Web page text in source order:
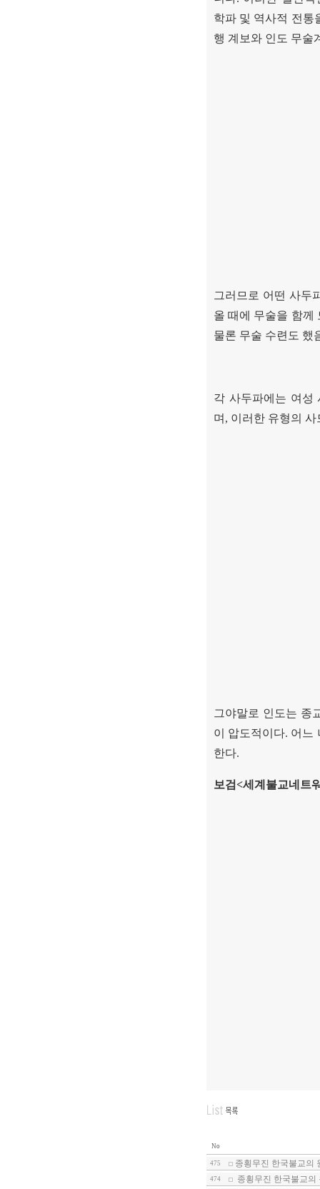
학파 및 역사적 전통
행 계보와 인도 무술
그러므로 어떤 사두
올 때에 무술을 함께
물론 무술 수련도 했
각 사두파에는 여성
며 , 이러한 유형의
그야말로 인도는 종
이 압도적이다. 어느
한다.
보검<세계불교네트
No
475 종횡무진 한국불교의
474 종횡무진 한국불교